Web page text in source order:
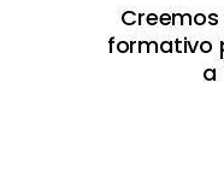
formativo
a